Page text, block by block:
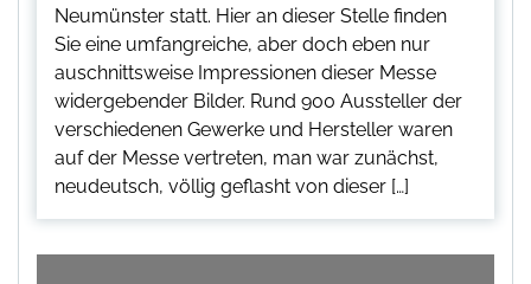
Neumünster statt. Hier an dieser Stelle finden
Sie eine umfangreiche, aber doch eben nur
auschnittsweise Impressionen dieser Messe
widergebender Bilder. Rund 900 Aussteller der
verschiedenen Gewerke und Hersteller waren
auf der Messe vertreten, man war zunächst,
neudeutsch, völlig geflasht von dieser […]